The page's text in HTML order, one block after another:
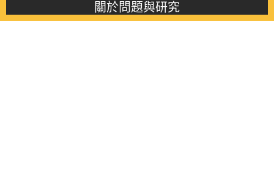
關於問題與研究
About this journal